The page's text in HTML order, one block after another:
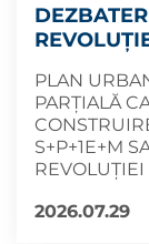
PLAN
PARȚIALĂ
S+P+1E+M
REVOLUȚIEI
2026.07.29